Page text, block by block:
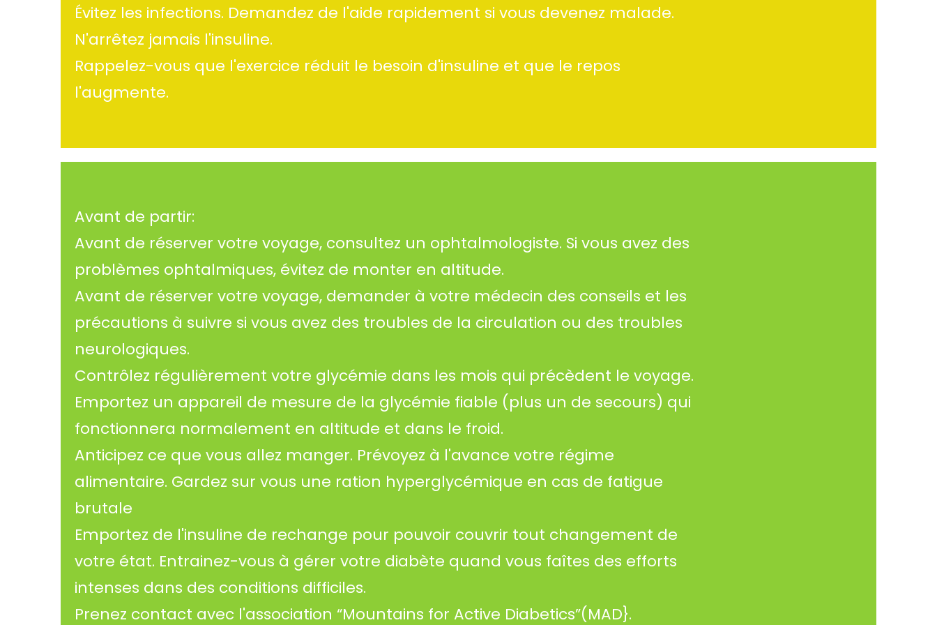
Évitez les infections. Demandez de l'aide rapidement si vous devenez malade.
N'arrêtez jamais l'insuline.
Rappelez-vous que l'exercice réduit le besoin d'insuline et que le repos
l'augmente.
Avant de partir:
Avant de réserver votre voyage, consultez un ophtalmologiste. Si vous avez des
problèmes ophtalmiques, évitez de monter en altitude.
Avant de réserver votre voyage, demander à votre médecin des conseils et les
précautions à suivre si vous avez des troubles de la circulation ou des troubles
neurologiques.
Contrôlez régulièrement votre glycémie dans les mois qui précèdent le voyage.
Emportez un appareil de mesure de la glycémie fiable (plus un de secours) qui
fonctionnera normalement en altitude et dans le froid.
Anticipez ce que vous allez manger. Prévoyez à l'avance votre régime
alimentaire. Gardez sur vous une ration hyperglycémique en cas de fatigue
brutale
Emportez de l'insuline de rechange pour pouvoir couvrir tout changement de
votre état. Entrainez-vous à gérer votre diabète quand vous faîtes des efforts
intenses dans des conditions difficiles.
Prenez contact avec l'association “Mountains for Active Diabetics”(MAD}.